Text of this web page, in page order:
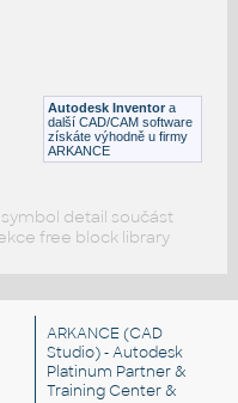
Autodesk Inventor a
další CAD/CAM software
získáte výhodně u firmy
ARKANCE
detail součást
free block library
ARKANCE (CAD
Studio) - Autodesk
Platinum Partner &
Training Center &